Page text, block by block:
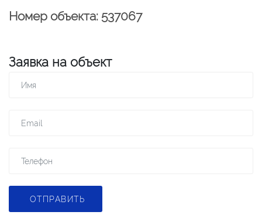
Номер объекта: 537067
Заявка на объект
ОТПРАВИТЬ